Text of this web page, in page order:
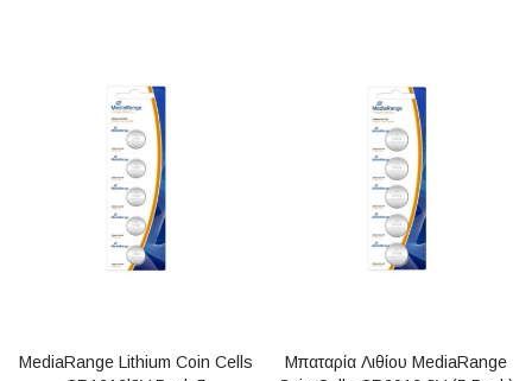
MediaRange Lithium Coin Cells
Μπαταρία Λιθίου MediaRange